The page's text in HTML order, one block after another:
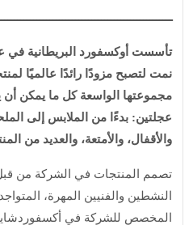
نمت لتصبح مزودًا رائدًا عالميًا
مجموعتها الواسعة كل ما يمكن
عجلتين: بدءًا من الملابس إلى
والأقفال، والأمتعة، والعديد من
تصمم المنتجات في الشركة من
النشطين والفنيين المهرة،
المخصص للشركة في